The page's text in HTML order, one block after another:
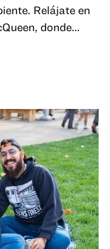
Relájate en
donde
vida por la noche